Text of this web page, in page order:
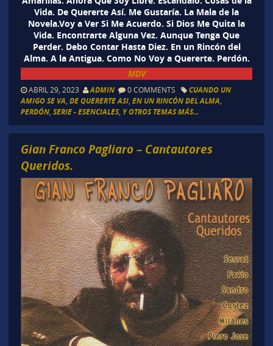
Vida. De Quererte Así. Me Gustaría. La Mala de la
Novela.Voy a Ver Si Me Acuerdo. Si Dios Me Quita la
Vida. Encontrarte Alguna Vez. Aunque Tenga Que
Perder. Debo Contar Hasta Diez. En un Rincón del
Alma. A la Antigua. Como No Voy a Quererte. Perdón.
MDV
ABRIL 29, 2023 ADMIN 0 COMMENTS
CUANDO UN
AMIGO SE VA, DE QUERERTE ASI, EN UN RINCÓN DEL ALMA,
PERDÓN, SERIE - ESENCIALES, Y OTROS TEMAS MÁS...
Gian Franco Pagliaro – Cantautores
Queridos.